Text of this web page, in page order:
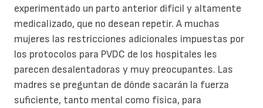
experimentado un parto anterior difícil y altamente
medicalizado, que no desean repetir. A muchas
mujeres las restricciones adicionales impuestas por
los protocolos para PVDC de los hospitales les
parecen desalentadoras y muy preocupantes. Las
madres se preguntan de dónde sacarán la fuerza
suficiente, tanto mental como física, para